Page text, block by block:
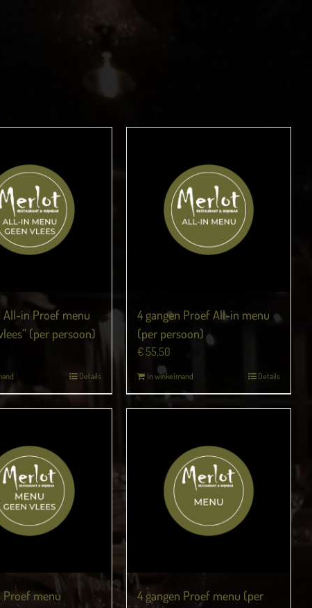
All-in Proef menu
(per persoon)
Details
4 gangen Proef All-in menu
(per persoon)
€55,50
In winkelmand Details
Proef menu
4 gangen Proef menu (per